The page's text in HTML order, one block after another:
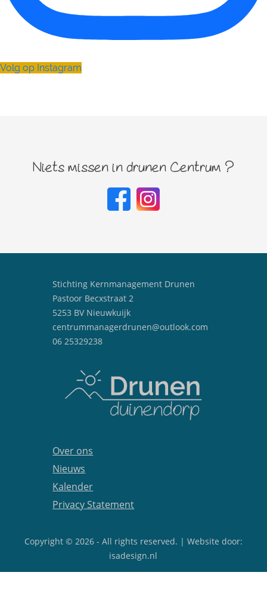
Volg op Instagram
Niets missen in drunen Centrum ?
Stichting Kernmanagement Drunen
Pastoor Becxstraat 2
5253 BV Nieuwkuijk
centrummanagerdrunen@outlook.com
06 25329238
Over ons
Nieuws
Kalender
Privacy Statement
Copyright © 2026 - All rights reserved. | Website door:
isadesign.nl